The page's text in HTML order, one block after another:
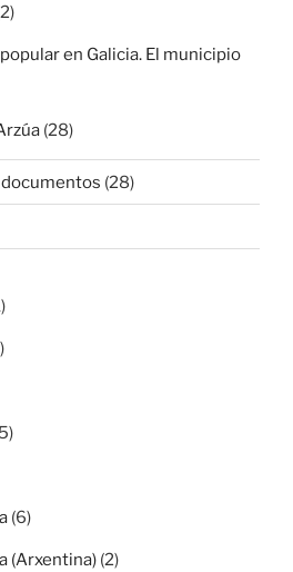
en Galicia. El municipio
(28)
(28)
(6)
(Arxentina) (2)